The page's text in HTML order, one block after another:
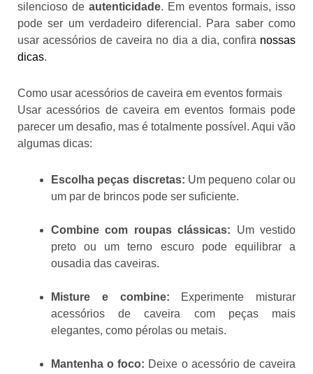
silencioso de autenticidade. Em eventos formais, isso
pode ser um verdadeiro diferencial. Para saber como
usar acessórios de caveira no dia a dia, confira nossas
dicas.
Como usar acessórios de caveira em eventos formais
Usar acessórios de caveira em eventos formais pode
parecer um desafio, mas é totalmente possível. Aqui vão
algumas dicas:
Escolha peças discretas: Um pequeno colar ou
um par de brincos pode ser suficiente.
Combine com roupas clássicas: Um vestido
preto ou um terno escuro pode equilibrar a
ousadia das caveiras.
Misture e combine: Experimente misturar
acessórios de caveira com peças mais
elegantes, como pérolas ou metais.
Mantenha o foco: Deixe o acessório de caveira